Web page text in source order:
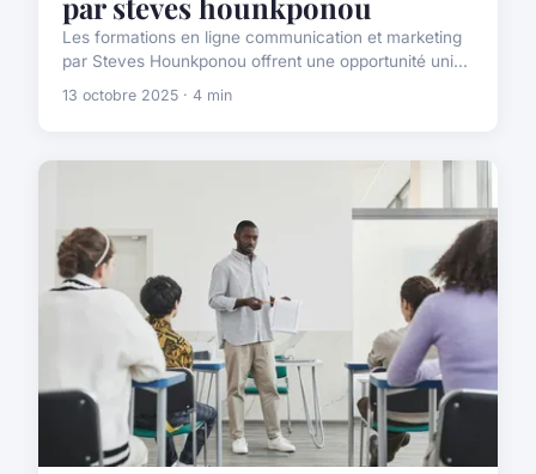
Les formations en ligne communication et marketing
par Steves Hounkponou offrent une opportunité uni...
13 octobre 2025 · 4 min